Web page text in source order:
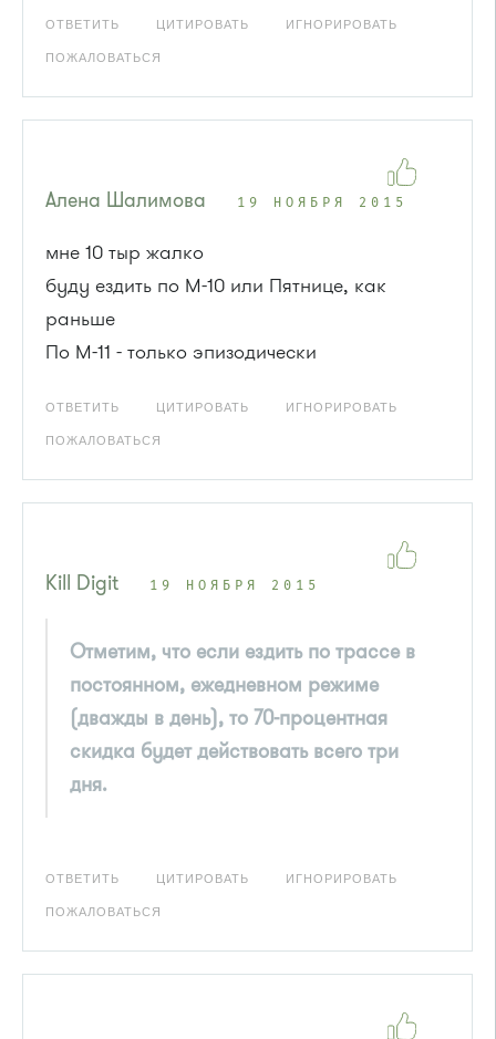
ОТВЕТИТЬ ЦИТИРОВАТЬ ИГНОРИРОВАТЬ
ПОЖАЛОВАТЬСЯ
Алена Шалимова 19 НОЯБРЯ 2015
мне 10 тыр жалко
буду ездить по М-10 или Пятнице, как
раньше
По М-11 - только эпизодически
ОТВЕТИТЬ ЦИТИРОВАТЬ ИГНОРИРОВАТЬ
ПОЖАЛОВАТЬСЯ
Kill Digit 19 НОЯБРЯ 2015
Отметим, что если ездить по трассе в
постоянном, ежедневном режиме
(дважды в день), то 70-процентная
скидка будет действовать всего три
дня.
ОТВЕТИТЬ ЦИТИРОВАТЬ ИГНОРИРОВАТЬ
ПОЖАЛОВАТЬСЯ